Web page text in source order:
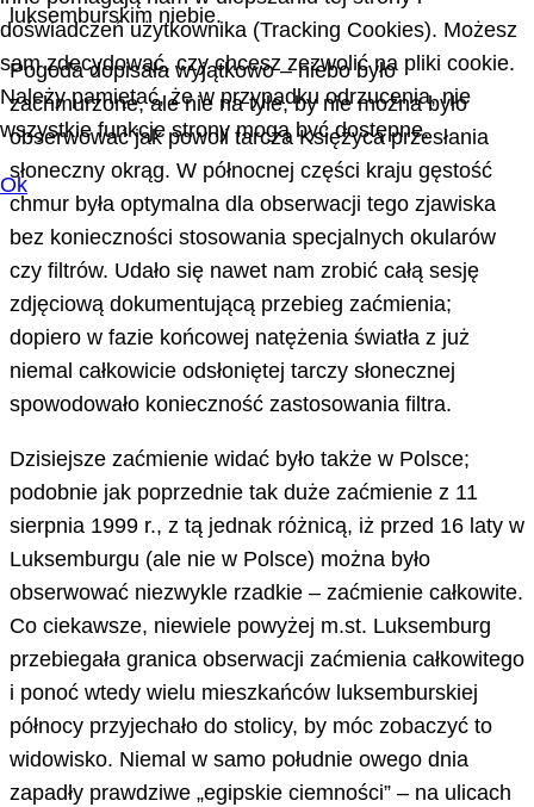
luksemburskim niebie.
Pogoda dopisała wyjątkowo – niebo było
zachmurzone, ale nie na tyle, by nie można było
obserwować jak powoli tarcza Księżyca przesłania
słoneczny okrąg. W północnej części kraju gęstość
chmur była optymalna dla obserwacji tego zjawiska
bez konieczności stosowania specjalnych okularów
czy filtrów. Udało się nawet nam zrobić całą sesję
zdjęciową dokumentującą przebieg zaćmienia;
dopiero w fazie końcowej natężenia światła z już
niemal całkowicie odsłoniętej tarczy słonecznej
spowodowało konieczność zastosowania filtra.
Dzisiejsze zaćmienie widać było także w Polsce;
podobnie jak poprzednie tak duże zaćmienie z 11
sierpnia 1999 r., z tą jednak różnicą, iż przed 16 laty w
Luksemburgu (ale nie w Polsce) można było
obserwować niezwykle rzadkie – zaćmienie całkowite.
Co ciekawsze, niewiele powyżej m.st. Luksemburg
przebiegała granica obserwacji zaćmienia całkowitego
i ponoć wtedy wielu mieszkańców luksemburskiej
północy przyjechało do stolicy, by móc zobaczyć to
widowisko. Niemal w samo południe owego dnia
zapadły prawdziwe „egipskie ciemności” – na ulicach
doświadczeń użytkownika (Tracking Cookies). Możesz
sam zdecydować, czy chcesz zezwolić na pliki cookie.
Należy pamiętać, że w przypadku odrzucenia, nie
wszystkie funkcje strony mogą być dostępne.
Ok